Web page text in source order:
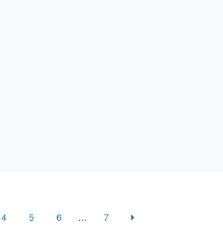
4 5 6 ... 7